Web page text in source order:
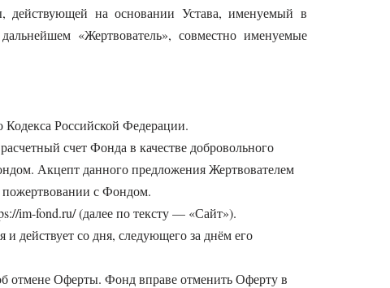
действующей на основании Устава, именуемый в
«Жертвователь», совместно именуемые
Кодекса Российской Федерации.
счет Фонда в качестве добровольного
Акцепт данного предложения Жертвователем
пожертвовании с Фондом.
im-fond.ru/ (далее по тексту — «Сайт»).
действует со дня, следующего за днём его
отмене Оферты. Фонд вправе отменить Оферту в